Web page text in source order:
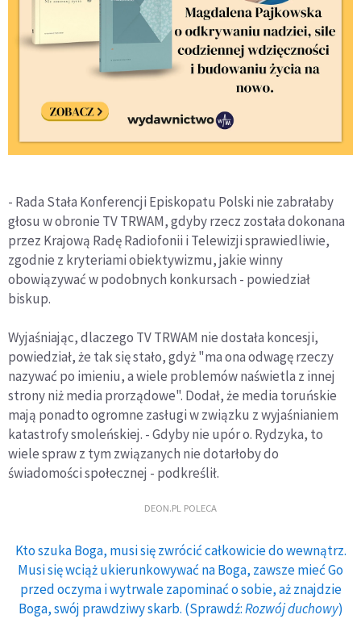
- Rada Stała Konferencji Episkopatu Polski nie zabrałaby
głosu w obronie TV TRWAM, gdyby rzecz została dokonana
przez Krajową Radę Radiofonii i Telewizji sprawiedliwie,
zgodnie z kryteriami obiektywizmu, jakie winny
obowiązywać w podobnych konkursach - powiedział
biskup.
Wyjaśniając, dlaczego TV TRWAM nie dostała koncesji,
powiedział, że tak się stało, gdyż "ma ona odwagę rzeczy
nazywać po imieniu, a wiele problemów naświetla z innej
strony niż media prorządowe". Dodał, że media toruńskie
mają ponadto ogromne zasługi w związku z wyjaśnianiem
katastrofy smoleńskiej. - Gdyby nie upór o. Rydzyka, to
wiele spraw z tym związanych nie dotarłoby do
świadomości społecznej - podkreślił.
DEON.PL POLECA
Kto szuka Boga, musi się zwrócić całkowicie do wewnątrz.
Musi się wciąż ukierunkowywać na Boga, zawsze mieć Go
przed oczyma i wytrwale zapominać o sobie, aż znajdzie
Boga, swój prawdziwy skarb. (Sprawdź:Rozwój duchowy)